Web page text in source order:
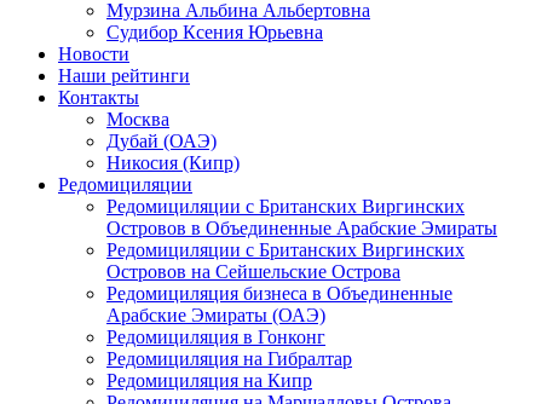
Мурзина Альбина Альбертовна
Судибор Ксения Юрьевна
Новости
Наши рейтинги
Контакты
Москва
Дубай (ОАЭ)
Никосия (Кипр)
Редомициляции
Редомициляции с Британских Виргинских
Островов в Объединенные Арабские Эмираты
Редомициляции с Британских Виргинских
Островов на Сейшельские Острова
Редомициляция бизнеса в Объединенные
Арабские Эмираты (ОАЭ)
Редомициляция в Гонконг
Редомициляция на Гибралтар
Редомициляция на Кипр